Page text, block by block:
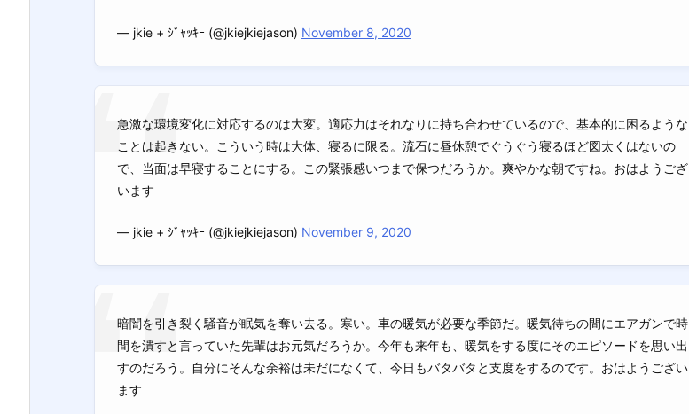
— jkie + ｼﾞｬｯｷｰ (@jkiejkiejason) November 8, 2020
急激な環境変化に対応するのは大変。適応力はそれなりに持ち合わせているので、基本的に困るような
ことは起きない。こういう時は大体、寝るに限る。流石に昼休憩でぐうぐう寝るほど図太くはないの
で、当面は早寝することにする。この緊張感いつまで保つだろうか。爽やかな朝ですね。おはようござ
います
— jkie + ｼﾞｬｯｷｰ (@jkiejkiejason) November 9, 2020
暗闇を引き裂く騒音が眠気を奪い去る。寒い。車の暖気が必要な季節だ。暖気待ちの間にエアガンで時
間を潰すと言っていた先輩はお元気だろうか。今年も来年も、暖気をする度にそのエピソードを思い出
すのだろう。自分にそんな余裕は未だになくて、今日もバタバタと支度をするのです。おはようござい
ます